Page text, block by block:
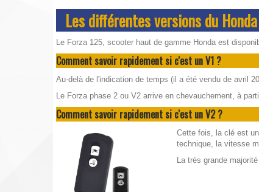
Les différentes versions du
Le Forza 125, scooter haut de gamme Honda est
Comment savoir rapidement si c'est un V1 ?
Au-delà de l'indication de temps (il a été vendu de avril
Le Forza phase 2 ou V2 arrive en chevauchement, à
Comment savoir rapidement si c'est un V2 ?
Cette fois, la clé est
technique, la vitesse
La très grande